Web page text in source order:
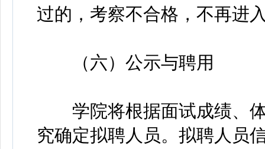
过的，考察不合格，不再进
（六）公示与聘用
学院将根据面试成绩、体
究确定拟聘人员。拟聘人员